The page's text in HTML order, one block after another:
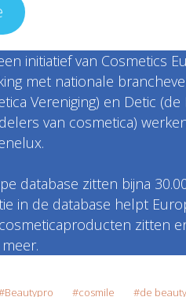
initiatief van Cosmetics
met nationale
Vereniging) en Detic
van cosmetica)
database zitten bijna
in de database helpt
zitten
Beautypro cosmile de